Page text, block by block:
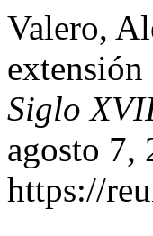
Valero,
Siglo
agosto 7,
https://